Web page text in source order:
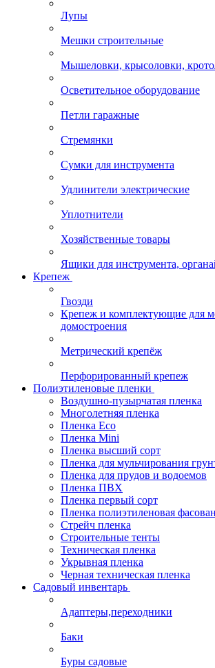
Лупы
Мешки строительные
Мышеловки, крысоловки,
Осветительное оборудование
Петли гаражные
Стремянки
Сумки для инструмента
Удлинители электрические
Уплотнители
Хозяйственные товары
Ящики для инструмента,
Крепеж
Гвозди
Крепеж и комплектующие для
домостроения
Метрический крепёж
Перфорированный крепеж
Полиэтиленовые пленки
Воздушно-пузырчатая пленка
Многолетняя пленка
Пленка Eco
Пленка Mini
Пленка высший сорт
Пленка для мульчирования
Пленка для прудов и водоемов
Пленка ПВХ
Пленка первый сорт
Пленка полиэтиленовая
Стрейч пленка
Строительные тенты
Техническая пленка
Укрывная пленка
Черная техническая пленка
Садовый инвентарь
Адаптеры,переходники
Баки
Буры садовые